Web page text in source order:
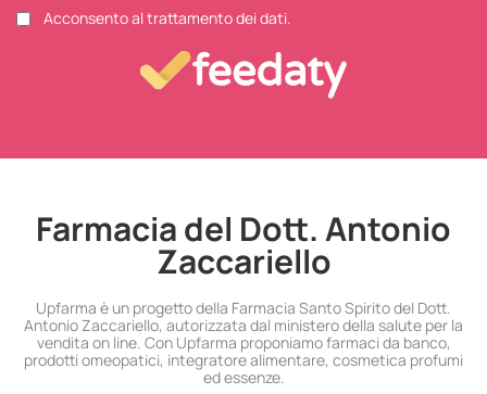
Acconsento al trattamento dei dati.
Farmacia del Dott. Antonio
Zaccariello
Upfarma è un progetto della Farmacia Santo Spirito del Dott.
Antonio Zaccariello, autorizzata dal ministero della salute per la
vendita on line. Con Upfarma proponiamo farmaci da banco,
prodotti omeopatici, integratore alimentare, cosmetica profumi
ed essenze.